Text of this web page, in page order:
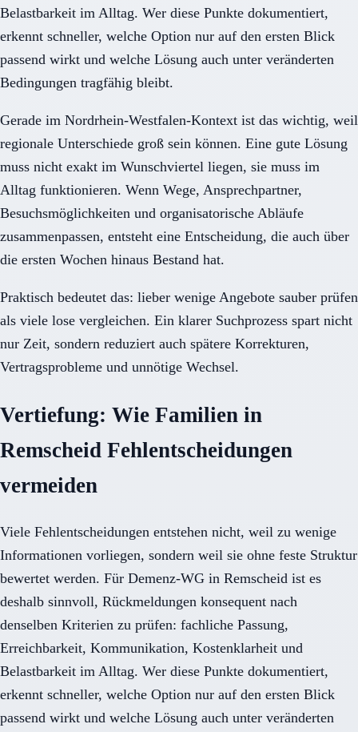
Belastbarkeit im Alltag. Wer diese Punkte dokumentiert,
erkennt schneller, welche Option nur auf den ersten Blick
passend wirkt und welche Lösung auch unter veränderten
Bedingungen tragfähig bleibt.
Gerade im Nordrhein-Westfalen-Kontext ist das wichtig, weil
regionale Unterschiede groß sein können. Eine gute Lösung
muss nicht exakt im Wunschviertel liegen, sie muss im
Alltag funktionieren. Wenn Wege, Ansprechpartner,
Besuchsmöglichkeiten und organisatorische Abläufe
zusammenpassen, entsteht eine Entscheidung, die auch über
die ersten Wochen hinaus Bestand hat.
Praktisch bedeutet das: lieber wenige Angebote sauber prüfen
als viele lose vergleichen. Ein klarer Suchprozess spart nicht
nur Zeit, sondern reduziert auch spätere Korrekturen,
Vertragsprobleme und unnötige Wechsel.
Vertiefung: Wie Familien in
Remscheid Fehlentscheidungen
vermeiden
Viele Fehlentscheidungen entstehen nicht, weil zu wenige
Informationen vorliegen, sondern weil sie ohne feste Struktur
bewertet werden. Für Demenz-WG in Remscheid ist es
deshalb sinnvoll, Rückmeldungen konsequent nach
denselben Kriterien zu prüfen: fachliche Passung,
Erreichbarkeit, Kommunikation, Kostenklarheit und
Belastbarkeit im Alltag. Wer diese Punkte dokumentiert,
erkennt schneller, welche Option nur auf den ersten Blick
passend wirkt und welche Lösung auch unter veränderten